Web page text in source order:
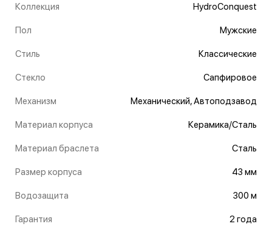
Коллекция HydroConquest
Пол Мужские
Стиль Классические
Стекло Сапфировое
Механизм Механический, Автоподзавод
Материал корпуса Керамика/Сталь
Материал браслета Сталь
Размер корпуса 43 мм
Водозащита 300 м
Гарантия 2 года